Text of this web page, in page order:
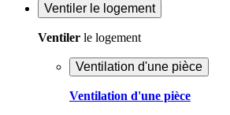
Ventiler le logement
Ventiler le logement
Ventilation d'une pièce
Ventilation d'une pièce